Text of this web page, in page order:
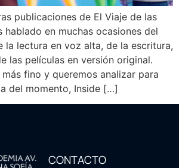
publicaciones de El Viaje de las
hablado en muchas ocasiones del
la lectura en voz alta, de la escritura,
las películas en versión original.
fino y queremos analizar para
del momento, Inside […]
CONTACTO